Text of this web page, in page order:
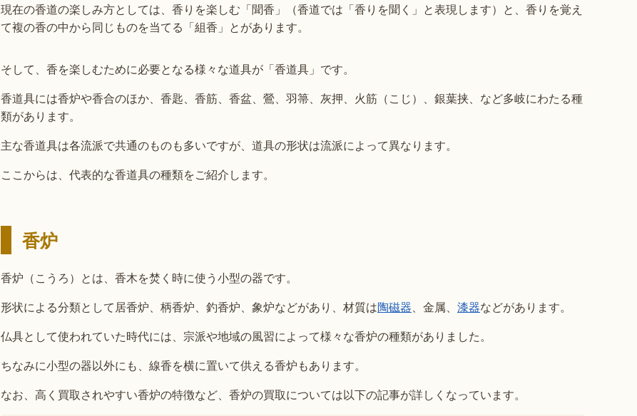
現在の香道の楽しみ方としては、香りを楽しむ「聞香」（香道では「香りを聞く」と表現します）と、香りを覚え
て複の香の中から同じものを当てる「組香」とがあります。
そして、香を楽しむために必要となる様々な道具が「香道具」です。
香道具には香炉や香合のほか、香匙、香筋、香盆、鶯、羽箒、灰押、火筋（こじ）、銀葉挟、など多岐にわたる種
類があります。
主な香道具は各流派で共通のものも多いですが、道具の形状は流派によって異なります。
ここからは、代表的な香道具の種類をご紹介します。
香炉
香炉（こうろ）とは、香木を焚く時に使う小型の器です。
形状による分類として居香炉、柄香炉、釣香炉、象炉などがあり、材質は陶磁器、金属、 漆器などがあります。
仏具として使われていた時代には、宗派や地域の風習によって様々な香炉の種類がありました。
ちなみに小型の器以外にも、線香を横に置いて供える香炉もあります。
なお、高く買取されやすい香炉の特徴など、香炉の買取については以下の記事が詳しくなっています。